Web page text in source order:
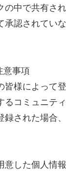
の中で共有さ
承認されてい
意事項
様によって
るコミュニテ
録された場合
意した個人情